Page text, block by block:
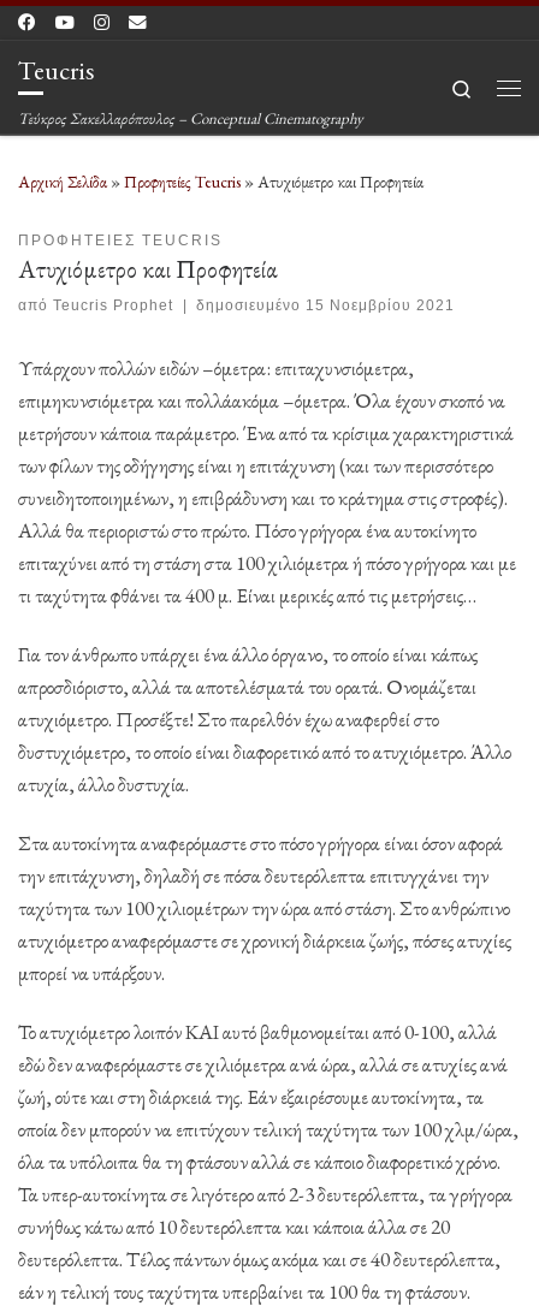
Μετάβαση στο περιεχόμενο
Teucris
Τεύκρος Σακελλαρόπουλος – Conceptual Cinematography
Search
Αρχική Σελίδα»Προφητείες Teucris »Ατυχιόμετρο και Προφητεία
ΠΡΟΦΗΤΕΊΕΣ TEUCRIS
Ατυχιόμετρο και Προφητεία
από Teucris Prophet δημοσιευμένο 15 Νοεμβρίου 2021
Υπάρχουν πολλών ειδών –όμετρα: επιταχυνσιόμετρα,
επιμηκυνσιόμετρα και πολλάακόμα –όμετρα. Όλα έχουν σκοπό να
μετρήσουν κάποια παράμετρο. Ένα από τα κρίσιμα χαρακτηριστικά
των φίλων της οδήγησης είναι η επιτάχυνση (και των περισσότερο
συνειδητοποιημένων, η επιβράδυνση και το κράτημα στις στροφές).
Αλλά θα περιοριστώ στο πρώτο. Πόσο γρήγορα ένα αυτοκίνητο
επιταχύνει από τη στάση στα 100 χιλιόμετρα ή πόσο γρήγορα και με
τι ταχύτητα φθάνει τα 400 μ. Είναι μερικές από τις μετρήσεις…
Για τον άνθρωπο υπάρχει ένα άλλο όργανο, το οποίο είναι κάπως
απροσδιόριστο, αλλά τα αποτελέσματά του ορατά. Ονομάζεται
ατυχιόμετρο. Προσέξτε! Στο παρελθόν έχω αναφερθεί στο
δυστυχιόμετρο, το οποίο είναι διαφορετικό από το ατυχιόμετρο. Άλλο
ατυχία, άλλο δυστυχία.
Στα αυτοκίνητα αναφερόμαστε στο πόσο γρήγορα είναι όσον αφορά
την επιτάχυνση, δηλαδή σε πόσα δευτερόλεπτα επιτυγχάνει την
ταχύτητα των 100 χιλιομέτρων την ώρα από στάση. Στο ανθρώπινο
ατυχιόμετρο αναφερόμαστε σε χρονική διάρκεια ζωής, πόσες ατυχίες
μπορεί να υπάρξουν.
Το ατυχιόμετρο λοιπόν ΚΑΙ αυτό βαθμονομείται από 0-100, αλλά
εδώ δεν αναφερόμαστε σε χιλιόμετρα ανά ώρα, αλλά σε ατυχίες ανά
ζωή, ούτε και στη διάρκειά της. Εάν εξαιρέσουμε αυτοκίνητα, τα
οποία δεν μπορούν να επιτύχουν τελική ταχύτητα των 100 χλμ/ώρα,
όλα τα υπόλοιπα θα τη φτάσουν αλλά σε κάποιο διαφορετικό χρόνο.
Τα υπερ-αυτοκίνητα σε λιγότερο από 2-3 δευτερόλεπτα, τα γρήγορα
συνήθως κάτω από 10 δευτερόλεπτα και κάποια άλλα σε 20
δευτερόλεπτα. Τέλος πάντων όμως ακόμα και σε 40 δευτερόλεπτα,
εάν η τελική τους ταχύτητα υπερβαίνει τα 100 θα τη φτάσουν.